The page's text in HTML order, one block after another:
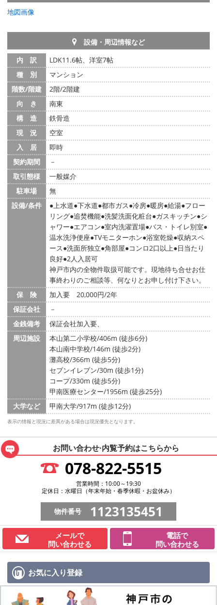
地図画像
設備・周辺情報など
内 訳
LDK11.6帖、洋室7帖
種 別
マンション
階数/階建
2階/2階建
向 き
南東
構 造
鉄骨造
現 況
空室
入 居
即時
契約期間
－
取引態様
一般媒介
駐車場
無
設備/条件
上水道 下水道 都市ガス 冷房 暖房 給湯 フロー
リング 追焚機能 洗髪洗面化粧台 ガスキッチン シ
ャワー エアコン 室内洗濯置場 バス・トイレ別室
温水洗浄便座 TVモニターホン 浴室乾燥 収納スペ
ース 洗面所独立 角部屋 コンロ2口以上 日当たり
良好 2人入居可
神戸市内の全物件取扱可能です。現地待ち合せお仕
事終わりのご相談等、何なりとお申し付け下さい。
保 険
加入要 20,000円/2年
保証会社
－
金銭備考
保証会社加入要、
周辺施設
本山第二小学校/406m (徒歩6分)
本山南中学校/146m (徒歩2分)
灘高校/366m (徒歩5分)
セブンイレブン/30m (徒歩1分)
コープ/330m (徒歩5分)
甲南医療センター/1956m (徒歩25分)
大学など
甲南大学/917m (徒歩12分)
表示の情報と現況に差異がある場合は現況優先となります。
お問い合わせ·内覧予約はこちらから
078-822-5515
営業時間：10:00～19:30
定休日：水曜日（年末年始・春季休暇・お盆休み）
物件番号 1123135451
メールで
問い合わせる
電話で
問い合わせる
お気に入り登録